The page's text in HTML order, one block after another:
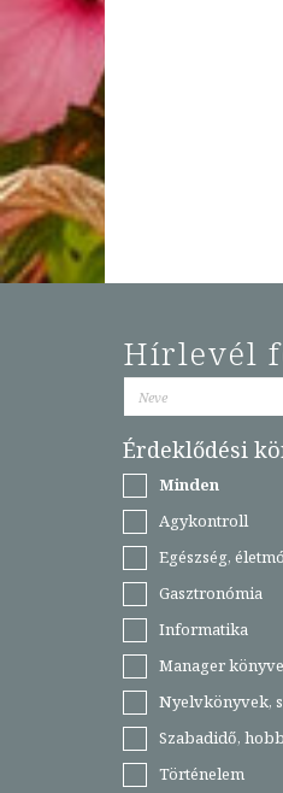
Hírlevél
Érdeklődési
Minden
Agykontroll
Egészség,
Gasztronómia
Informatika
Manager
Nyelvkönyvek,
Szabadidő,
Történelem